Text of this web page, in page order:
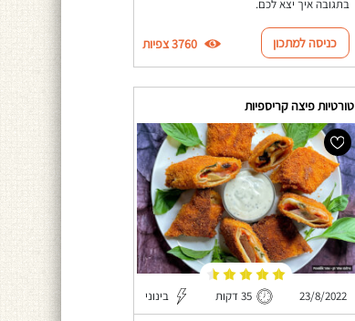
בתגובה איך יצא לכם.
כניסה למתכון 3760 צפיות
טורטיות פיצה קריספיות
23/8/2022 35 דקות בינוני